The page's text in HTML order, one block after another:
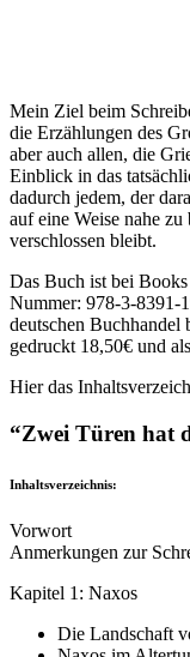
Mein Ziel beim
die Erzählungen des
aber auch allen, die
Einblick in das
dadurch jedem, der
auf eine Weise nahe
verschlossen bleibt.
Das Buch ist bei
Nummer: 978-3-8391-
deutschen Buchhandel
gedruckt 18,50€ und
Hier das
“Zwei Türen hat
Inhaltsverzeichnis:
Vorwort
Anmerkungen zur
Kapitel 1: Naxos
Die Landschaft